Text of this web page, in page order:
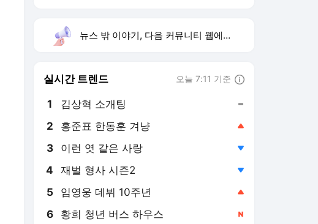
뉴스 밖 이야기, 다음 커뮤니티 웹에서 보기
실시간 트렌드 오늘 7:11 기준
1 김상혁 소개팅
2 홍준표 한동훈 겨냥
3 이런 엿 같은 사랑
4 재벌 형사 시즌2
5 임영웅 데뷔 10주년
6 황희 청년 버스 하우스